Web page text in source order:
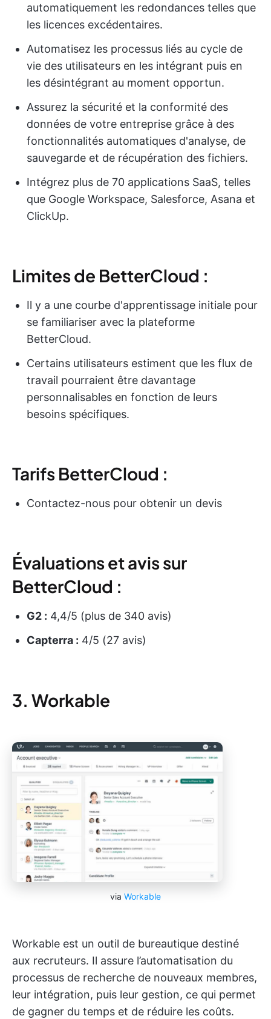
automatiquement les redondances telles que
les licences excédentaires.
Automatisez les processus liés au cycle de
vie des utilisateurs en les intégrant puis en
les désintégrant au moment opportun.
Assurez la sécurité et la conformité des
données de votre entreprise grâce à des
fonctionnalités automatiques d'analyse, de
sauvegarde et de récupération des fichiers.
Intégrez plus de 70 applications SaaS, telles
que Google Workspace, Salesforce, Asana et
ClickUp.
Limites de BetterCloud :
Il y a une courbe d'apprentissage initiale pour
se familiariser avec la plateforme
BetterCloud.
Certains utilisateurs estiment que les flux de
travail pourraient être davantage
personnalisables en fonction de leurs
besoins spécifiques.
Tarifs BetterCloud :
Contactez-nous pour obtenir un devis
Évaluations et avis sur
BetterCloud :
G2 : 4,4/5 (plus de 340 avis)
Capterra : 4/5 (27 avis)
3. Workable
via Workable
Workable est un outil de bureautique destiné
aux recruteurs. Il assure l’automatisation du
processus de recherche de nouveaux membres,
leur intégration, puis leur gestion, ce qui permet
de gagner du temps et de réduire les coûts.